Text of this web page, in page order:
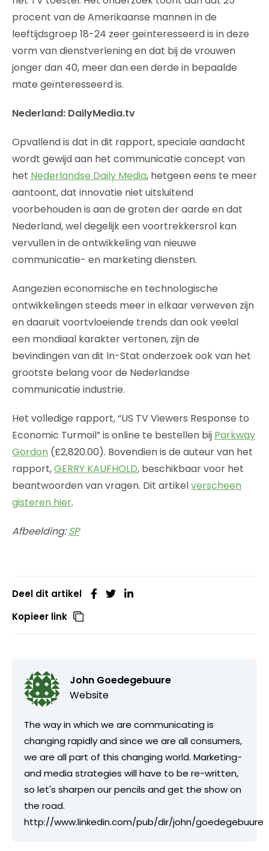
procent van de Amerikaanse mannen in de
leeftijdsgroep 18-24 zeer geïnteresseerd is in deze
vorm van dienstverlening en dat bij de vrouwen
jonger dan 40, meer dan een derde in bepaalde
mate geïnteresseerd is.
Nederland: DailyMedia.tv
Opvallend is dat in dit rapport, speciale aandacht
wordt gewijd aan het communicatie concept van
het Nederlandse Daily Media, hetgeen eens te meer
aantoont, dat innovatie niet uitsluitend
voorbehouden is aan de groten der aarde en dat
Nederland, wel degelijk een voortrekkersrol kan
vervullen in de ontwikkeling van nieuwe
communicatie- en marketing diensten.
Aangezien economische en technologische
ontwikkelingen steeds meer in elkaar verweven zijn
en daaruit voortvloeiende trends dan ook veelal
een mondiaal karakter vertonen, zijn de
bevindingen van dit In-Stat onderzoek ook van het
grootste belang voor de Nederlandse
communicatie industrie.
Het volledige rapport, “US TV Viewers Response to
Economic Turmoil” is online te bestellen bij Parkway
Gordon (£2,820.00). Bovendien is de auteur van het
rapport,GERRY KAUFHOLD, beschikbaar voor het
beantwoorden van vragen. Dit artikelverscheen
gisteren hier.
Afbeelding:SP
Deel dit artikel
Kopieer link
John Goedegebuure
Website
The way in which we are communicating is
changing rapidly and since we are all consumers,
we are all part of this changing world. Marketing-
and media strategies will have to be re-written,
so let's sharpen our pencils and get the show on
the road.
http://www.linkedin.com/pub/dir/john/goedegebuure